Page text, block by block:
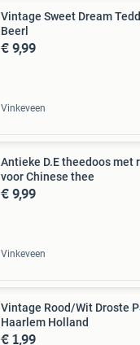
Vintage Sweet Dream
Beerl
€ 9,99
Vinkeveen
Antieke D.E theedoos met reliëf Blikje
voor Chinese thee
€ 9,99
Vinkeveen
Vintage Rood/Wit Droste
Haarlem Holland
€ 1,99